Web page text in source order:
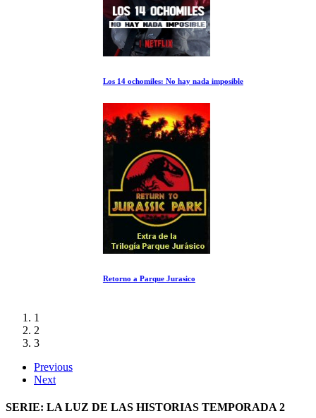
Los 14 ochomiles: No hay nada imposible
Retorno a Parque Jurasico
1
2
3
Previous
Next
SERIE: LA LUZ DE LAS HISTORIAS TEMPORADA 2